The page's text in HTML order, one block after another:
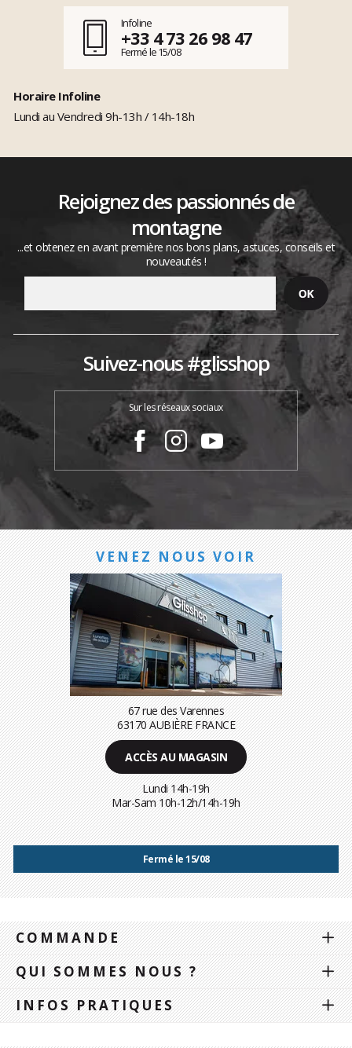
Infoline
+33 4 73 26 98 47
Fermé le 15/08
Horaire Infoline
Lundi au Vendredi 9h-13h / 14h-18h
Rejoignez des passionnés de
montagne
...et obtenez en avant première nos bons plans, astuces, conseils et
nouveautés !
Suivez-nous #glisshop
Sur les réseaux sociaux
VENEZ NOUS VOIR
67 rue des Varennes
63170 AUBIÈRE FRANCE
ACCÈS AU MAGASIN
Lundi 14h-19h
Mar-Sam 10h-12h/14h-19h
Fermé le 15/08
COMMANDE
QUI SOMMES NOUS ?
INFOS PRATIQUES